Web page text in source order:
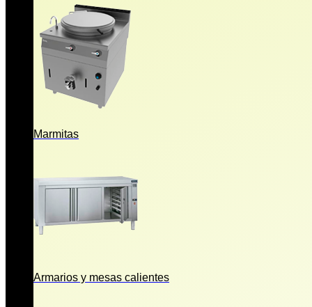
Marmitas
Armarios y mesas calientes